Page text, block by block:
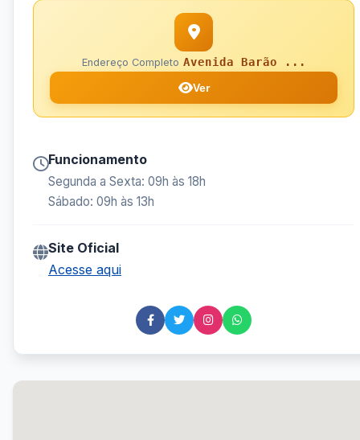
Endereço Completo Avenida Barão ...
Ver
Funcionamento
Segunda a Sexta: 09h às 18h
Sábado: 09h às 13h
Site Oficial
Acesse aqui